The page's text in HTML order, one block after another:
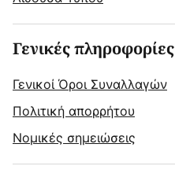
Γενικές πληροφορίες
Γενικοί Όροι Συναλλαγών
Πολιτική απορρήτου
Νομικές σημειώσεις